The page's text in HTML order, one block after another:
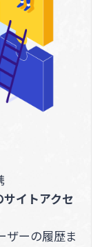
サイトアクセ
ザーの履歴ま